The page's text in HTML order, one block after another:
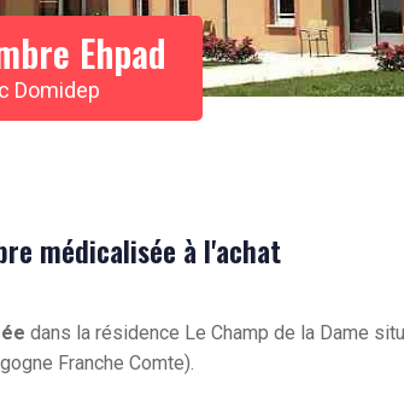
Ehpad
Domidep
médicalisée à l'achat
dans la résidence Le Champ de la Dame
Franche Comte).